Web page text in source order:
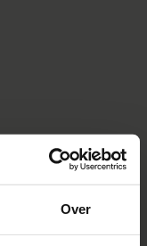
Over